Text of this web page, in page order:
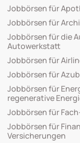
Jobbörsen für
Jobbörsen für
Jobbörsen für die
Autowerkstatt
Jobbörsen für
Jobbörsen für
Jobbörsen für
regenerative
Jobbörsen für
Jobbörsen für
Versicherungen